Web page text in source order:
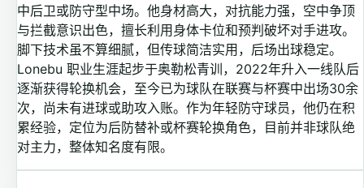
中后卫或防守型中场。他身材高大，对抗能力强，空中争顶
与拦截意识出色，擅长利用身体卡位和预判破坏对手进攻。
脚下技术虽不算细腻，但传球简洁实用，后场出球稳定。
Lonebu 职业生涯起步于奥勒松青训，2022年升入一线队后
逐渐获得轮换机会，至今已为球队在联赛与杯赛中出场30余
次，尚未有进球或助攻入账。作为年轻防守球员，他仍在积
累经验，定位为后防替补或杯赛轮换角色，目前并非球队绝
对主力，整体知名度有限。